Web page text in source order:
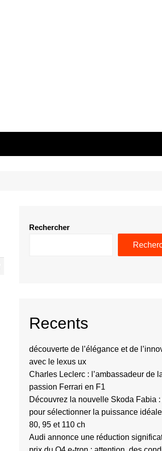
Rechercher
Recents
découverte de l’élégance et de
avec le lexus ux
Charles Leclerc : l’ambassadeur de
passion Ferrari en F1
Découvrez la nouvelle Skoda Fabia
pour sélectionner la puissance
80, 95 et 110 ch
Audi annonce une réduction